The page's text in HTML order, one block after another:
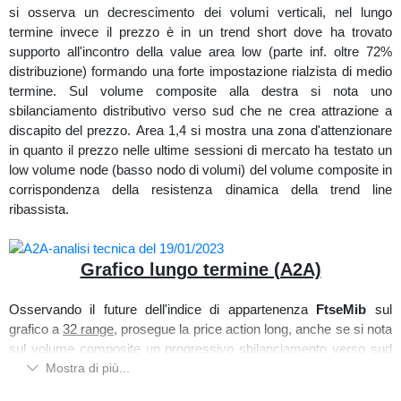
stato rigettato formando l'attuale fase di laterale di breve termine
come evidenziato in giallo; che si è protratto sino alla low volume
area che delimita l'attuale distribuzione da quella sottostante dove
ha trovato supporto, rilasciando dei forti volumi d'acquisto in
progressivo aumento ad accompagnare l'attuale price action
rialzista di breve termine. Sul volume composite, l'attuale
distribuzione abbastanza flat (volumi piatti) ma tuttavia con un
leggero sbilanciamento verso nord, sui delta orizzontali invece si
evince di come il prezzo sia tuttora una macro fase
d'assorbimento delle vendite.
grafico a 60 minuti, posizionandoci il volume profile custom
presenta un ulteriore sbilanciamento della distribuzione verso
nord con un point of control vicino al centro del laterale a farne
per una possibile prosecuzione della tendenza rialzista.
si osserva un decrescimento dei volumi verticali, nel lungo
termine invece il prezzo è in un trend short dove ha trovato
supporto all'incontro della value area low (parte inf. oltre 72%
distribuzione) formando una forte impostazione rialzista di medio
termine. Sul volume composite alla destra si nota uno
sbilanciamento distributivo verso sud che ne crea attrazione a
discapito del prezzo. Area 1,4 si mostra una zona d'attenzionare
in quanto il prezzo nelle ultime sessioni di mercato ha testato un
low volume node (basso nodo di volumi) del volume composite in
corrispondenza della resistenza dinamica della trend line
ribassista.
Grafico lungo termine (A2A)
Osservando il future dell'indice di appartenenza FtseMib sul
grafico a 32 range, prosegue la price action long, anche se si nota
sul volume composite un progressivo sbilanciamento verso sud
che ne crea attrazione. Interessante come nelle ultime sessioni di
Mostra di più...